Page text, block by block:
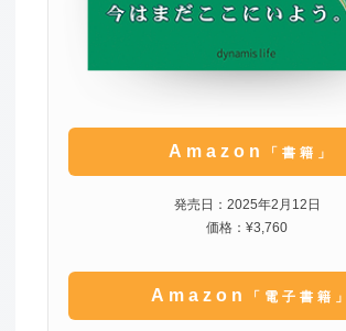
Amazon 「書籍」
発売日：2025年2月12日
価格：¥3,760
Amazon 「電子書籍」